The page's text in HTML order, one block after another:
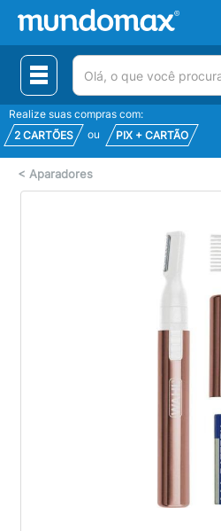
(pesquisar)
Realize suas compras com:
2 CARTÕES
ou PIX + CARTÃO
< Aparadores